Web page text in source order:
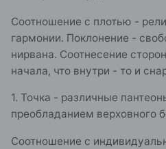
Соотношение с плотью -
гармонии. Поклонение -
нирвана. Соотнесение
начала, что внутри - то и
1. Точка - различные
преобладанием верховного
Соотношение с